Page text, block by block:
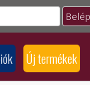
Új termékek